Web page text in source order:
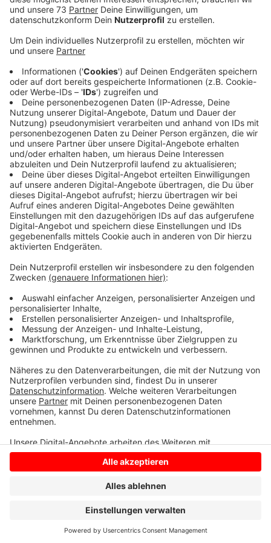
Veröffentlicht: Mittwoch, 07.12.2022 16:36
Es konnten sich Nachbarschaften bewerben
Anzeige
Im Frühjahr soll es dann in Rhede, Velen und Bocholt
losgehen, meldet das Regionalmanagemt der
LEADER-Region Bocholter Aa.
Die ausgewählten Nachbarschaften bekommen
kostenlos für mindestens 12 Monate E-Autos und eine
Ladesäule zur Verfügung gestellt.
Finanziert werden LEADER-Projekte von der EU,
Kommunen.
Anzeige
Anzeige